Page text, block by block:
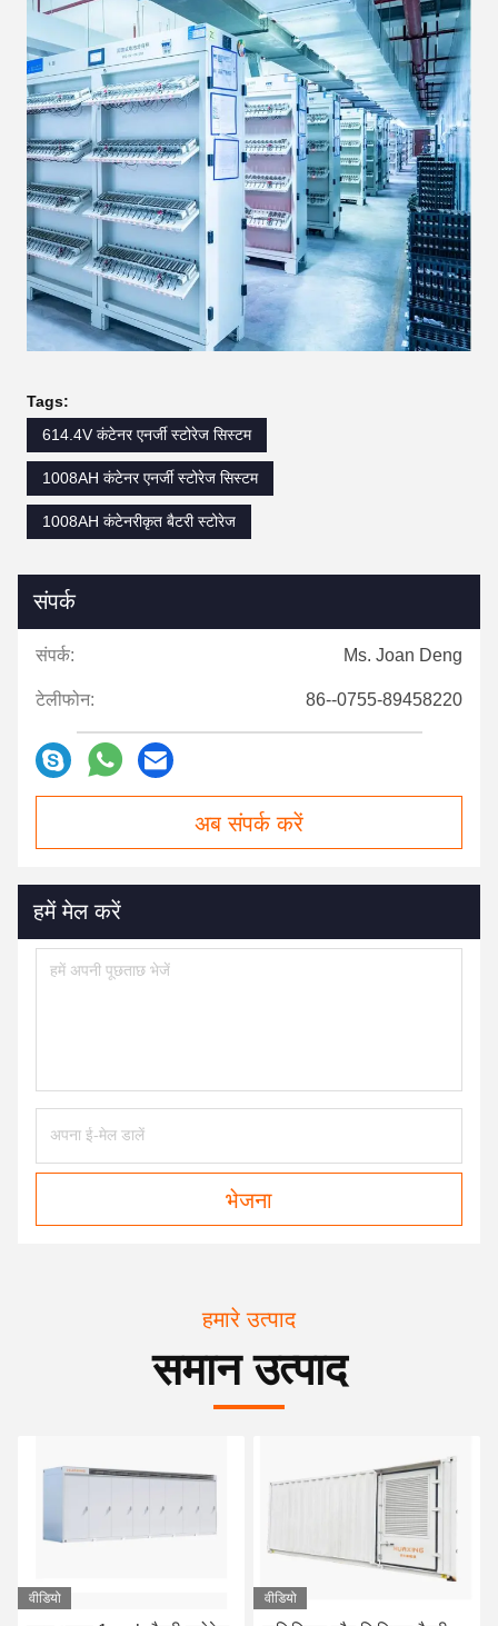
Tags:
614.4V कंटेनर एनर्जी स्टोरेज सिस्टम
1008AH कंटेनर एनर्जी स्टोरेज सिस्टम
1008AH कंटेनरीकृत बैटरी स्टोरेज
संपर्क
संपर्क: Ms. Joan Deng
टेलीफोन: 86--0755-89458220
अब संपर्क करें
हमें मेल करें
भेजना
हमारे उत्पाद
समान उत्पाद
वीडियो वीडियो